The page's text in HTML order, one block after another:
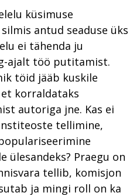
küsimuse
antud seaduse üks
ei tähenda ju
ajalt töö putitamist.
töid jääb kuskile
korraldataks
autoriga jne. Kas ei
tellimine,
ülesandeks? Praegu on
tellib, komisjon
ja mingi roll on ka